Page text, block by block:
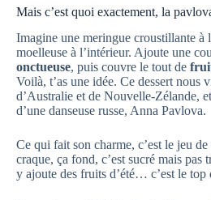
Mais c’est quoi exactement, la
Imagine une meringue croustillante à
moelleuse à l’intérieur. Ajoute une
onctueuse, puis couvre le tout de
Voilà, t’as une idée. Ce dessert nous
d’Australie et de Nouvelle-Zélande,
d’une danseuse russe, Anna Pavlova.
Ce qui fait son charme, c’est le jeu de
craque, ça fond, c’est sucré mais pas
y ajoute des fruits d’été… c’est le top